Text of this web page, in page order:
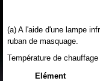
(a) A l'aide d'une lampe
ruban de masquage.
Température de chauffage
Elément